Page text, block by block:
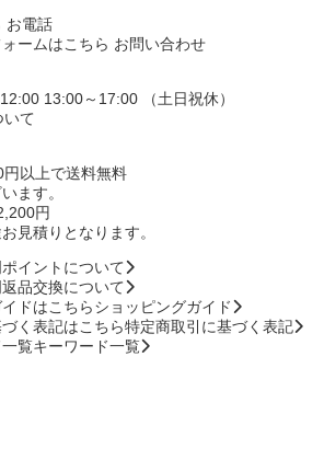
お電話
お問い合わせ
13:00～17:00 （土日祝休）
いて
円 以上で送料無料
ます。
円
見積りとなります。
ポイントについて
返品交換について
ショッピングガイド
特定商取引に基づく表記
キーワード一覧